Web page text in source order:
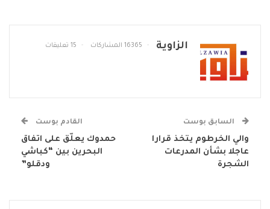
الزاوية 16365 المشاركات 15 تعليقات
السابق بوست
والي الخرطوم يتخذ قرارا
عاجلا بشأن المدرعات
الشجرة
القادم بوست
حمدوك يعلّق على اتفاق
البحرين بين “كباشي
ودقلو”